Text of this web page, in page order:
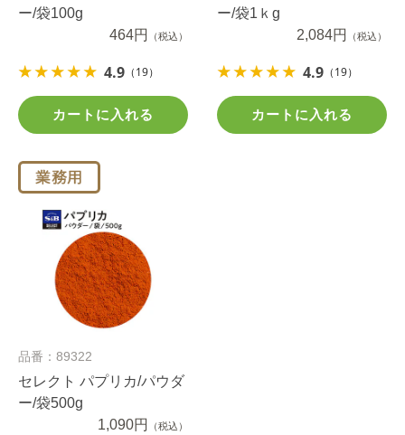
ー/袋100g
464円
（税込）
4.9 （19）
カートに入れる
ー/袋1ｋg
2,084円
（税込）
4.9 （19）
カートに入れる
品番：89322
セレクト パプリカ/パウダ
ー/袋500g
1,090円
（税込）